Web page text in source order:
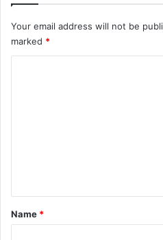
Your email address will not be
marked *
*
Name *